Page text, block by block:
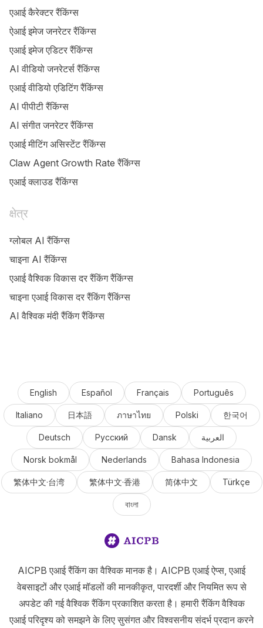
एआई कैरेक्टर रैंकिंग्स
ऐआई इमेज जनरेटर रैंकिंग्स
एआई इमेज एडिटर रैंकिंग्स
AI वीडियो जनरेटर्स रैंकिंग्स
एआई वीडियो एडिटिंग रैंकिंग्स
AI पीपीटी रैंकिंग्स
AI संगीत जनरेटर रैंकिंग्स
एआई मीटिंग असिस्टेंट रैंकिंग्स
Claw Agent Growth Rate रैंकिंग्स
एआई क्लाउड रैंकिंग्स
क्षेत्र
ग्लोबल AI रैंकिंग्स
चाइना AI रैंकिंग्स
एआई वैश्विक विकास दर रैंकिंग रैंकिंग्स
चाइना एआई विकास दर रैंकिंग रैंकिंग्स
AI वैश्विक मंदी रैंकिंग रैंकिंग्स
English Español Français Português
Italiano 日本語 ภาษาไทย Polski 한국어
Deutsch Русский Dansk العربية
Norsk bokmål Nederlands Bahasa Indonesia
繁体中文·台湾 繁体中文·香港 简体中文 Türkçe
বাংলা
AICPB एआई रैंकिंग का वैश्विक मानक है। AICPB एआई ऐप्स, एआई
वेबसाइटों और एआई मॉडलों की मानकीकृत, पारदर्शी और नियमित रूप से
अपडेट की गई वैश्विक रैंकिंग प्रकाशित करता है। हमारी रैंकिंग वैश्विक
एआई परिदृश्य को समझने के लिए सुसंगत और विश्वसनीय संदर्भ प्रदान करने